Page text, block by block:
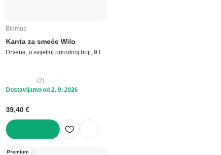
Blomus
Kanta za smeće Wilo
Drvena, u svijetloj prirodnoj boji, 9 l
(2)
Dostavljamo od 2. 9. 2026
39,40 €
Premium